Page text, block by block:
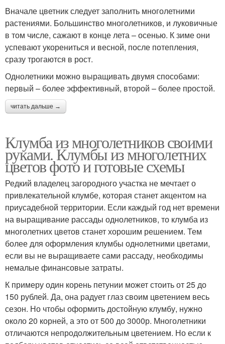
Вначале цветник следует заполнить многолетними
растениями. Большинство многолетников, и луковичные
в том числе, сажают в конце лета – осенью. К зиме они
успевают укорениться и весной, после потепления,
сразу трогаются в рост.
Однолетники можно выращивать двумя способами:
первый – более эффективный, второй – более простой.
читать дальше →
Клумба из многолетников своими
руками. Клумбы из многолетних
цветов фото и готовые схемы
Редкий владелец загородного участка не мечтает о
привлекательной клумбе, которая станет акцентом на
приусадебной территории. Если каждый год нет времени
на выращивание рассады однолетников, то клумба из
многолетних цветов станет хорошим решением. Тем
более для оформления клумбы однолетними цветами,
если вы не выращиваете сами рассаду, необходимы
немалые финансовые затраты.
К примеру один корень петунии может стоить от 25 до
150 рублей. Да, она радует глаз своим цветением весь
сезон. Но чтобы оформить достойную клумбу, нужно
около 20 корней, а это от 500 до 3000р. Многолетники
отличаются непродолжительным цветением. Но если к